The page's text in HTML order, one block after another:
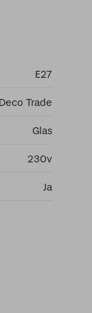
E27
Trade
Glas
230v
Ja